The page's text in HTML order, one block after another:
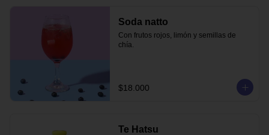
Soda natto
Con frutos rojos, limón y semillas de
chía.
$18.000
Te Hatsu